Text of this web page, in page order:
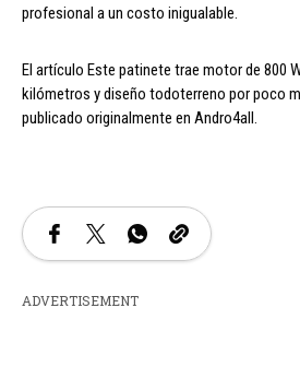
profesional a un costo inigualable.
El artículo Este patinete trae motor de 800
kilómetros y diseño todoterreno por poco
publicado originalmente en Andro4all.
ADVERTISEMENT